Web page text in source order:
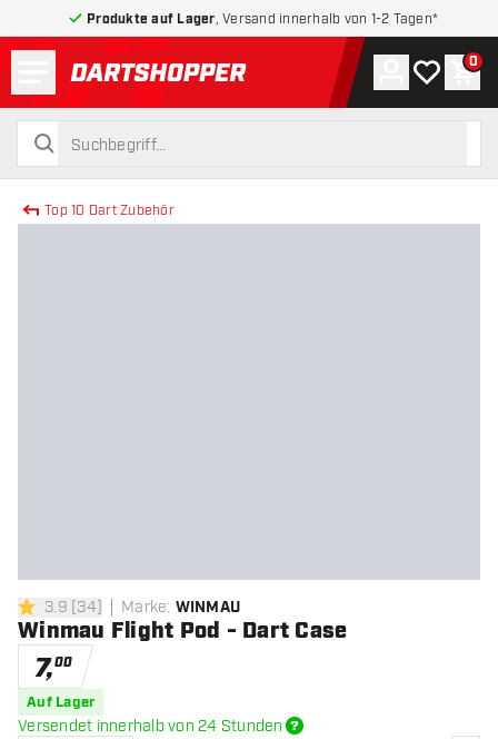
Produkte auf Lager , Versand innerhalb von 1-2 Tagen*
zurück zur Startseite
suchen
suchen
Konto
Meine 0
Top 10 Dart Zubehör
3.9 Bewertungssterne
3.9 [34] Marke: WINMAU
Winmau Flight Pod - Dart Case
7,00
Auf Lager
Versendet innerhalb von 24 Stunden